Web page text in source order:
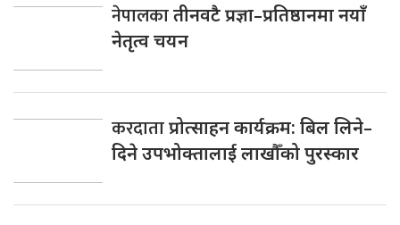
नेपालकातीनवटै प्रज्ञा–प्रतिष्ठानमा नयाँ
नेतृत्व चयन
करदाताप्रोत्साहन कार्यक्रम: बिल लिने–
दिने उपभोक्तालाई लाखौँको पुरस्कार